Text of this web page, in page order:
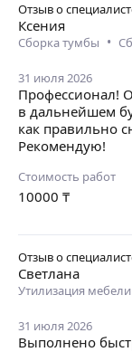
Отзыв о
Ксения
Сборка тумбы •
31 июля 2026
Профессионал!
в дальнейшем
как правильно
Рекомендую!
Стоимость работ
10000 ₸
Отзыв о
Светлана
Утилизация мебели
31 июля 2026
Выполнено